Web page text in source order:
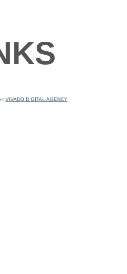
VIVADO DIGITAL AGENCY